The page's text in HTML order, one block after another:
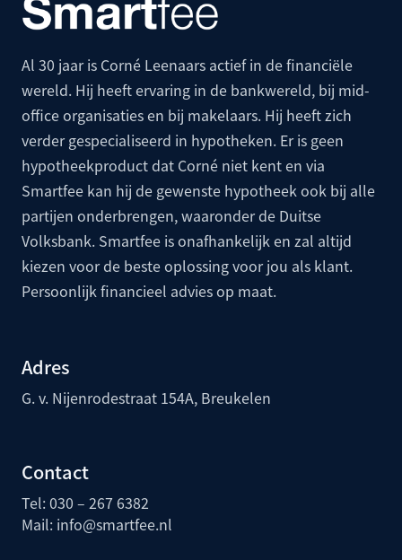
Al 30 jaar is Corné Leenaars actief in de financiële
wereld. Hij heeft ervaring in de bankwereld, bij mid-
office organisaties en bij makelaars. Hij heeft zich
verder gespecialiseerd in hypotheken. Er is geen
hypotheekproduct dat Corné niet kent en via
Smartfee kan hij de gewenste hypotheek ook bij alle
partijen onderbrengen, waaronder de Duitse
Volksbank. Smartfee is onafhankelijk en zal altijd
kiezen voor de beste oplossing voor jou als klant.
Persoonlijk financieel advies op maat.
Adres
G. v. Nijenrodestraat 154A, Breukelen
Contact
Tel: 030 – 267 6382
Mail: info@smartfee.nl